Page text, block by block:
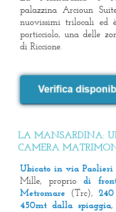
palazzina Arcioun
nuovissimi trilocali ed
porticciolo, una delle
di Riccione.
LA MANSARDINA:
CAMERA
Ubicato in via Paolieri
Mille, propriodi
Metromare (Trc),
450mt dalla spiaggia,